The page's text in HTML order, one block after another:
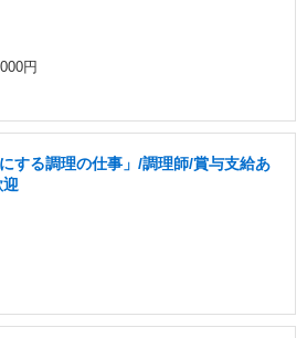
円
する調理の仕事」/調理師/賞与支給あ
迎